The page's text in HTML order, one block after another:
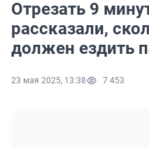
Отрезать 9
рассказали,
должен ездить
23 мая 2025, 13:38 7 453